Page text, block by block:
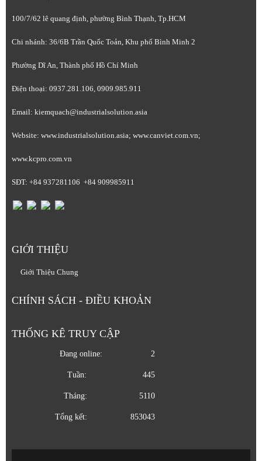
100/7/62 lê quang định, phường Bình Thạnh, Tp.HCM
Chi nhánh: 36/6B Trần Quốc Toản, Khu phố Bình Minh 2
Phường Dĩ An, Thành phố Hồ Chí Minh
Điện thoại: 0937.281.106, 0909.985.911
Email: kiemquach@industrialsolution.asia
Website: www.industrialsolution.asia; www.canviet.com.vn;
www.kcpro.com.vn
SĐT: +84 937281106 +84 909985911
GIỚI THIỆU
Giới Thiệu Chung
CHÍNH SÁCH - ĐIỀU KHOẢN
THỐNG KÊ TRUY CẬP
Đang online: 2
Tuần: 445
Tháng: 5110
Tổng kết: 853043